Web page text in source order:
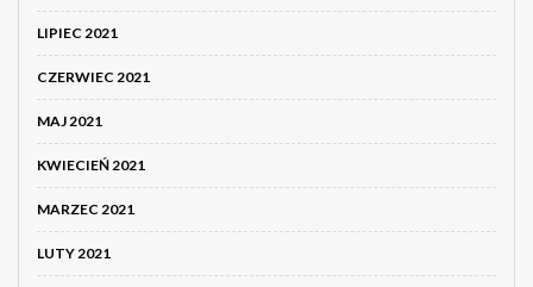
LIPIEC 2021
CZERWIEC 2021
MAJ 2021
KWIECIEŃ 2021
MARZEC 2021
LUTY 2021